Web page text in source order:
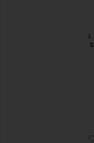
SHORTS
MINI ELLIS